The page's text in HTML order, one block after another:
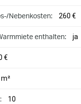
Nebenkosten: 260 €
enthalten: ja
€
m²
10